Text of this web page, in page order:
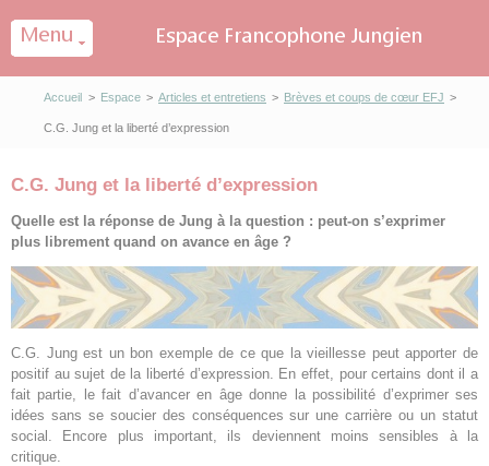
Accueil > Espace > Articles et entretiens > Brèves et coups de cœur EFJ >
C.G. Jung et la liberté d’expression
C.G. Jung et la liberté d’expression
Quelle est la réponse de Jung à la question : peut-on s’exprimer
plus librement quand on avance en âge ?
C.G. Jung est un bon exemple de ce que la vieillesse peut apporter de
positif au sujet de la liberté d’expression. En effet, pour certains dont il a
fait partie, le fait d’avancer en âge donne la possibilité d’exprimer ses
idées sans se soucier des conséquences sur une carrière ou un statut
social. Encore plus important, ils deviennent moins sensibles à la
critique.